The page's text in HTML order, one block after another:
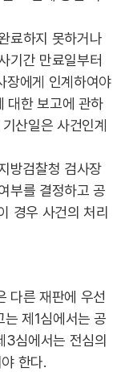
료하지 못하거나
기간 만료일부터
장에게 인계하여야
대한 보고에 관하
산일은 사건인계
방검찰청 검사장
부를 결정하고 공
경우 사건의 처리
다른 재판에 우선
제1심에서는 공
심에서는 전심의
한다.